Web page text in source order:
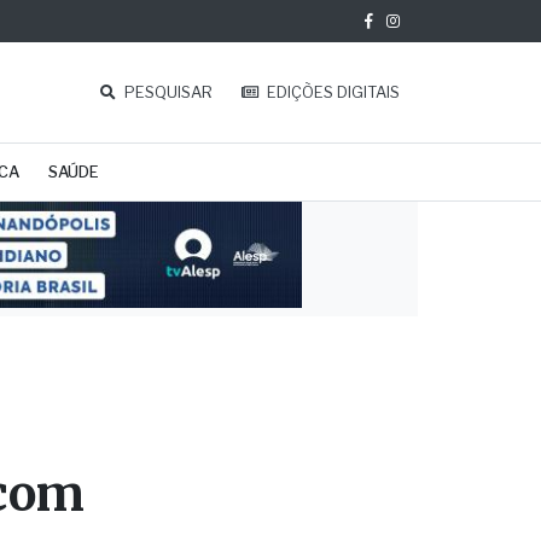
PESQUISAR EDIÇÕES DIGITAIS
SAÚDE